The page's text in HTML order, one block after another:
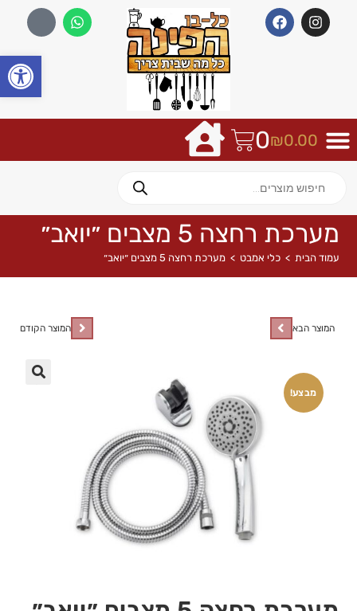
₪0.00
0
מערכת רחצה 5 מצבים ״יואב״
עמוד הבית > כלי אמבט > מערכת רחצה 5 מצבים ״יואב״
מבצע!
המוצר הקודם המוצר הבא